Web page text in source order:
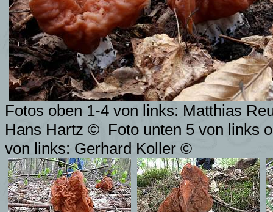
Fotos oben 1-4 von links: Matthias
Hans Hartz © Foto unten 5 von links
von links: Gerhard Koller ©